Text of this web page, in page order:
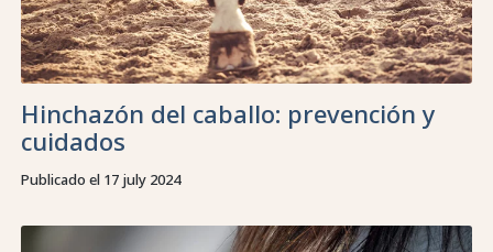
Hinchazón del caballo: prevención y
cuidados
Publicado el 17 july 2024